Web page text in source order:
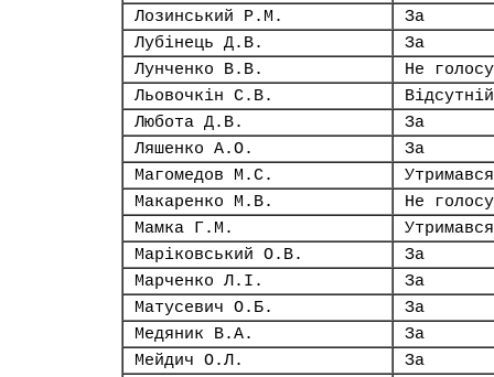
Лозинський Р.М.
За
Лубінець Д.В.
За
Лунченко В.В.
Не
Льовочкін С.В.
Відсутній
Любота Д.В.
За
Ляшенко А.О.
За
Магомедов М.С.
Утримався
Макаренко М.В.
Не
Мамка Г.М.
Утримався
Маріковський О.В.
За
Марченко Л.І.
За
Матусевич О.Б.
За
Медяник В.А.
За
Мейдич О.Л.
За